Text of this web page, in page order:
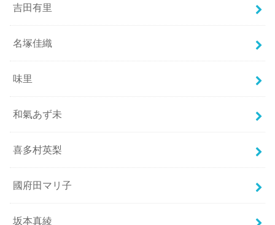
吉田有里
名塚佳織
味里
和氣あず未
喜多村英梨
國府田マリ子
坂本真綾